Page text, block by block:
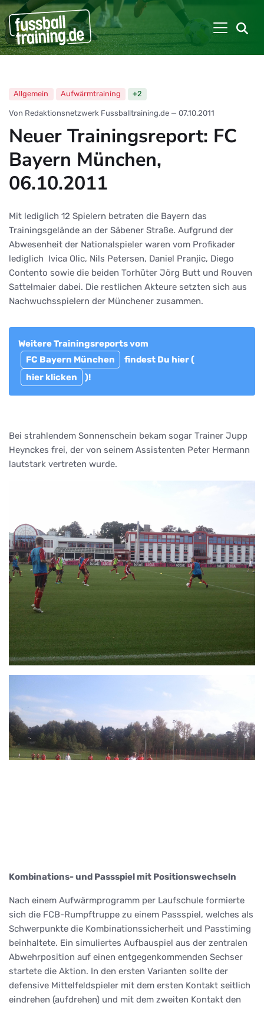
Allgemein Aufwärmtraining +2
Von Redaktionsnetzwerk Fussballtraining.de — 07.10.2011
Neuer Trainingsreport: FC
Bayern München,
06.10.2011
Mit lediglich 12 Spielern betraten die Bayern das
Trainingsgelände an der Säbener Straße. Aufgrund der
Abwesenheit der Nationalspieler waren vom Profikader
lediglich Ivica Olic, Nils Petersen, Daniel Pranjic, Diego
Contento sowie die beiden Torhüter Jörg Butt und Rouven
Sattelmaier dabei. Die restlichen Akteure setzten sich aus
Nachwuchsspielern der Münchener zusammen.
Weitere Trainingsreports vom
FC Bayern München
findest Du hier (
hier klicken
)!
Bei strahlendem Sonnenschein bekam sogar Trainer Jupp
Heynckes frei, der von seinem Assistenten Peter Hermann
lautstark vertreten wurde.
Kombinations- und Passspiel mit Positionswechseln
Nach einem Aufwärmprogramm per Laufschule formierte
sich die FCB-Rumpftruppe zu einem Passspiel, welches als
Schwerpunkte die Kombinationssicherheit und Passtiming
beinhaltete. Ein simuliertes Aufbauspiel aus der zentralen
Abwehrposition auf einen entgegenkommenden Sechser
startete die Aktion. In den ersten Varianten sollte der
defensive Mittelfeldspieler mit dem ersten Kontakt seitlich
eindrehen (aufdrehen) und mit dem zweiten Kontakt den